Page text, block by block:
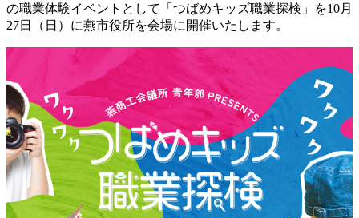
の職業体験イベントとして「つばめキッズ職業探検」を10月
27日（日）に燕市役所を会場に開催いたします。